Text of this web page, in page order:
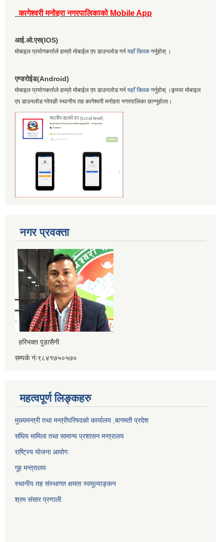
कागेश्वरी मनोहरा नगरपालिकाको Mobile App
आई.ओ.एस(IOS)
मोबाइल प्रयोगकर्ताले हाम्रो मोबाईल एप डाउनलोड गर्न यहाँ क्लिक गर्नुहोस् ।
एण्डरोईड(Android)
मोबाइल प्रयोगकर्ताले हाम्रो मोबाईल एप डाउनलोड गर्न यहाँ क्लिक गर्नुहोस् ।कृपया मोबाइल
एप डाउनलोड गरेपछी स्थानीय तह कागेश्वरी मनोहरा नगरपालिका छान्नुहोला।
नगर प्रवक्ता
हरिभक्त पुडासैनी
सम्पर्क नंः९८४१७५०५७०
महत्वपूर्ण लिङ्कहरु
मुख्यमन्त्री तथा मन्त्रीपरिषदको कार्यालय ,बागमती प्रदेश
संघिय मामिला तथा सामान्य प्रशासन मन्त्रालय
राष्ट्रिय योजना आयोग
गूह मन्त्रालय
स्थानीय तह संस्थागत क्षमता स्वमूल्याङ्कन
श्रम संसार प्रणाली